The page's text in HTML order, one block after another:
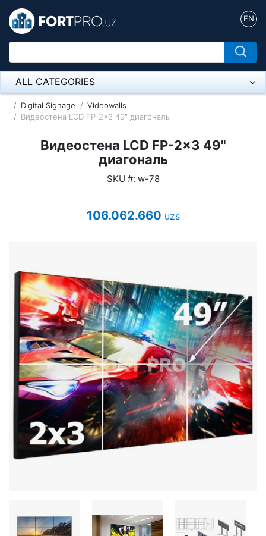
EN
ALL CATEGORIES
Микрофон
Оборудование Mikrotik
Stereo systems
Server equipment
UPS Uninterruptible Power Supply
Headphones
Mouses and keybords
Cooling systems
Server equipment
Video conferencing
PC
Digital Signage
Videowalls
Видеостена LCD FP-2x3 49" диагональ
Видеостена LCD FP-2x3 49"
диагональ
SKU #: w-78
106.062.660 uzs